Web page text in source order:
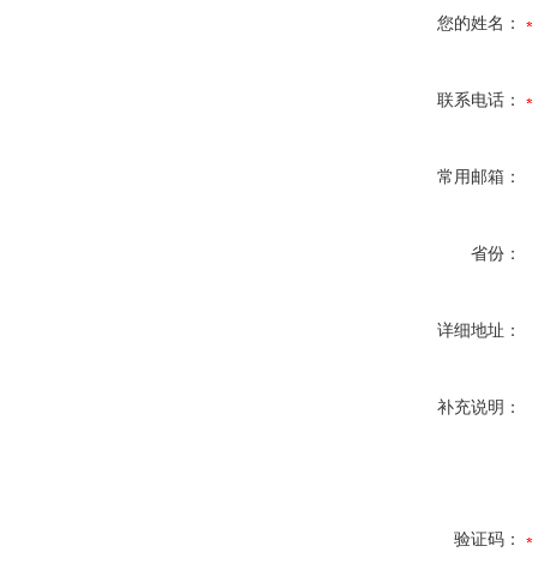
您的姓名：
联系电话：
常用邮箱：
省份：
详细地址：
补充说明：
验证码：